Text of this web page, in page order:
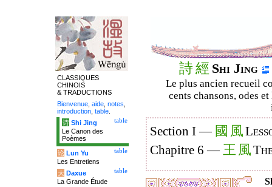
詩經 Shi Jing
Le plus ancien recueil
cents chansons, odes
Section I — 國 風
Chapitre 6 —王 風
CLASSIQUES
CHINOIS
& TRADUCTIONS
Bienvenue aide notes
introduction table
table
诗 Shi Jing
Le Canon des
Poèmes
table
论 Lun Yu
Les Entretiens
table
大 Daxue
La Grande Étude